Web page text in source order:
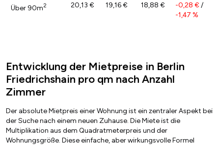
Über 90m2 20,13 € 19,16 € 18,88 € -0,28 € /
-1,47 %
Entwicklung der Mietpreise in Berlin
Friedrichshain pro qm nach Anzahl
Zimmer
Der absolute Mietpreis einer Wohnung ist ein zentraler Aspekt bei
der Suche nach einem neuen Zuhause. Die Miete ist die
Multiplikation aus dem Quadratmeterpreis und der
Wohnungsgröße. Diese einfache, aber wirkungsvolle Formel